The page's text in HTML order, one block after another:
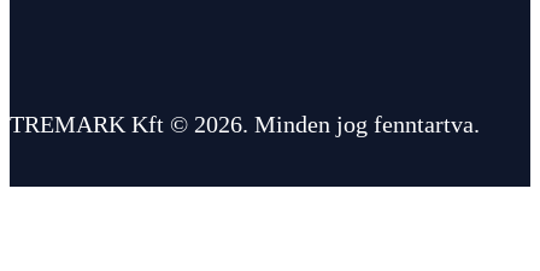
TREMARK Kft © 2026. Minden jog fenntartva.